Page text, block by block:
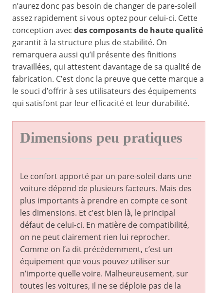
n’aurez donc pas besoin de changer de pare-soleil
assez rapidement si vous optez pour celui-ci. Cette
conception avec des composants de haute qualité
garantit à la structure plus de stabilité. On
remarquera aussi qu’il présente des finitions
travaillées, qui attestent davantage de sa qualité de
fabrication. C’est donc la preuve que cette marque a
le souci d’offrir à ses utilisateurs des équipements
qui satisfont par leur efficacité et leur durabilité.
Dimensions peu pratiques
Le confort apporté par un pare-soleil dans une
voiture dépend de plusieurs facteurs. Mais des
plus importants à prendre en compte ce sont
les dimensions. Et c’est bien là, le principal
défaut de celui-ci. En matière de compatibilité,
on ne peut clairement rien lui reprocher.
Comme on l’a dit précédemment, c’est un
équipement que vous pouvez utiliser sur
n’importe quelle voire. Malheureusement, sur
toutes les voitures, il ne se déploie pas de la